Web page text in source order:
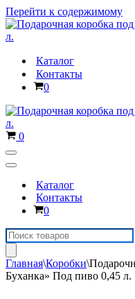
Перейти к содержимому
Каталог
Контакты
Корзина
0
Корзина
0
Меню
навигации
Меню
навигацииКаталог
Контакты
Корзина
0
Поиск
товаров
Главная\Коробки\
Буханка» Под пиво 0,45 л.